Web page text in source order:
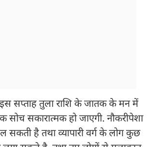
सप्ताह तुला राशि के जातक के मन में
सोच सकारात्मक हो जाएगी. नौकरीपेशा
सकती है तथा व्यापारी वर्ग के लोग कुछ